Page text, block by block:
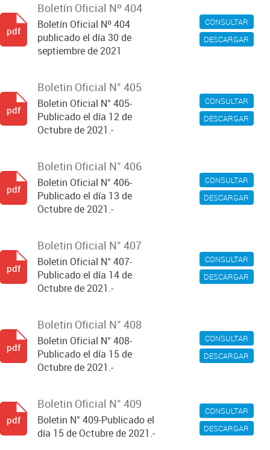
CONSULTAR
DESCARGAR
Boletín Oficial Nº 404
Boletín Oficial Nº 404
publicado el día 30 de
septiembre de 2021
pdf
CONSULTAR
DESCARGAR
Boletin Oficial N° 405
Boletin Oficial N° 405-
Publicado el día 12 de
Octubre de 2021.-
pdf
CONSULTAR
DESCARGAR
Boletin Oficial N° 406
Boletin Oficial N° 406-
Publicado el día 13 de
Octubre de 2021.-
pdf
CONSULTAR
DESCARGAR
Boletin Oficial N° 407
Boletin Oficial N° 407-
Publicado el día 14 de
Octubre de 2021.-
pdf
CONSULTAR
DESCARGAR
Boletin Oficial N° 408
Boletin Oficial N° 408-
Publicado el día 15 de
Octubre de 2021.-
pdf
CONSULTAR
DESCARGAR
Boletin Oficial N° 409
Boletin N° 409-Publicado el
día 15 de Octubre de 2021.-
pdf